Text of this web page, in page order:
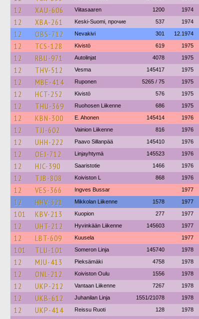
12 XAU-606 Viitasaaren 1200 1974
12 XBA-261 Keski-Suomi, прочие 537 1974
12 OBS-712 Nevakivi 301 12.1974
12 TCS-128 Kivistö 619 1975
12 RBU-971 Autolinjat 4078 1975
12 THV-512 Vesma 145417 1975
12 MBE-414 Ruponen 5265 / 75 1975
12 HCT-252 Kivistö 576 1975
12 THU-369 Ruohosen Liikenne 686 1975
12 KBN-300 E. Ahonen 145414 1976
12 TJJ-602 Vainion Liikenne 816 1976
12 UHH-222 Paavo Sillanpää 145410 1976
12 OEJ-712 Linjayhtymä 145523 1976
12 HJC-390 Saaristotie 1466 1976
12 TJB-808 Koiviston L 868 1976
12 VES-366 Ingves Bussar 1977
12 HHV-321 Mikkolan Liikenne 1578 1977
101 KBV-213 Kuopion 277 1977
12 UHT-212 Hyvinkään Liikenne 145603 1977
12 LBT-609 Kuusela 1977
101 TLU-101 Someron Linja 145740 1978
12 MJU-413 Pieksämäki 4758 1978
12 ONL-212 Koiviston Oulu 1556 1978
12 UKP-212 Vantaan Liikenne 7267 1978
12 UKB-612 Juhanilan Linja 1551/21078 1978
12 UKP-414 Reissu Ruoti 128 1978